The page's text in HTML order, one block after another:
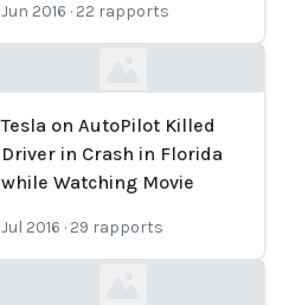
Jun 2016 · 22 rapports
Tesla on AutoPilot Killed
Driver in Crash in Florida
while Watching Movie
Jul 2016 · 29 rapports